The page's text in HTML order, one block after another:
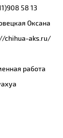
58 13
Оксана
chihua-aks.ru/
работа